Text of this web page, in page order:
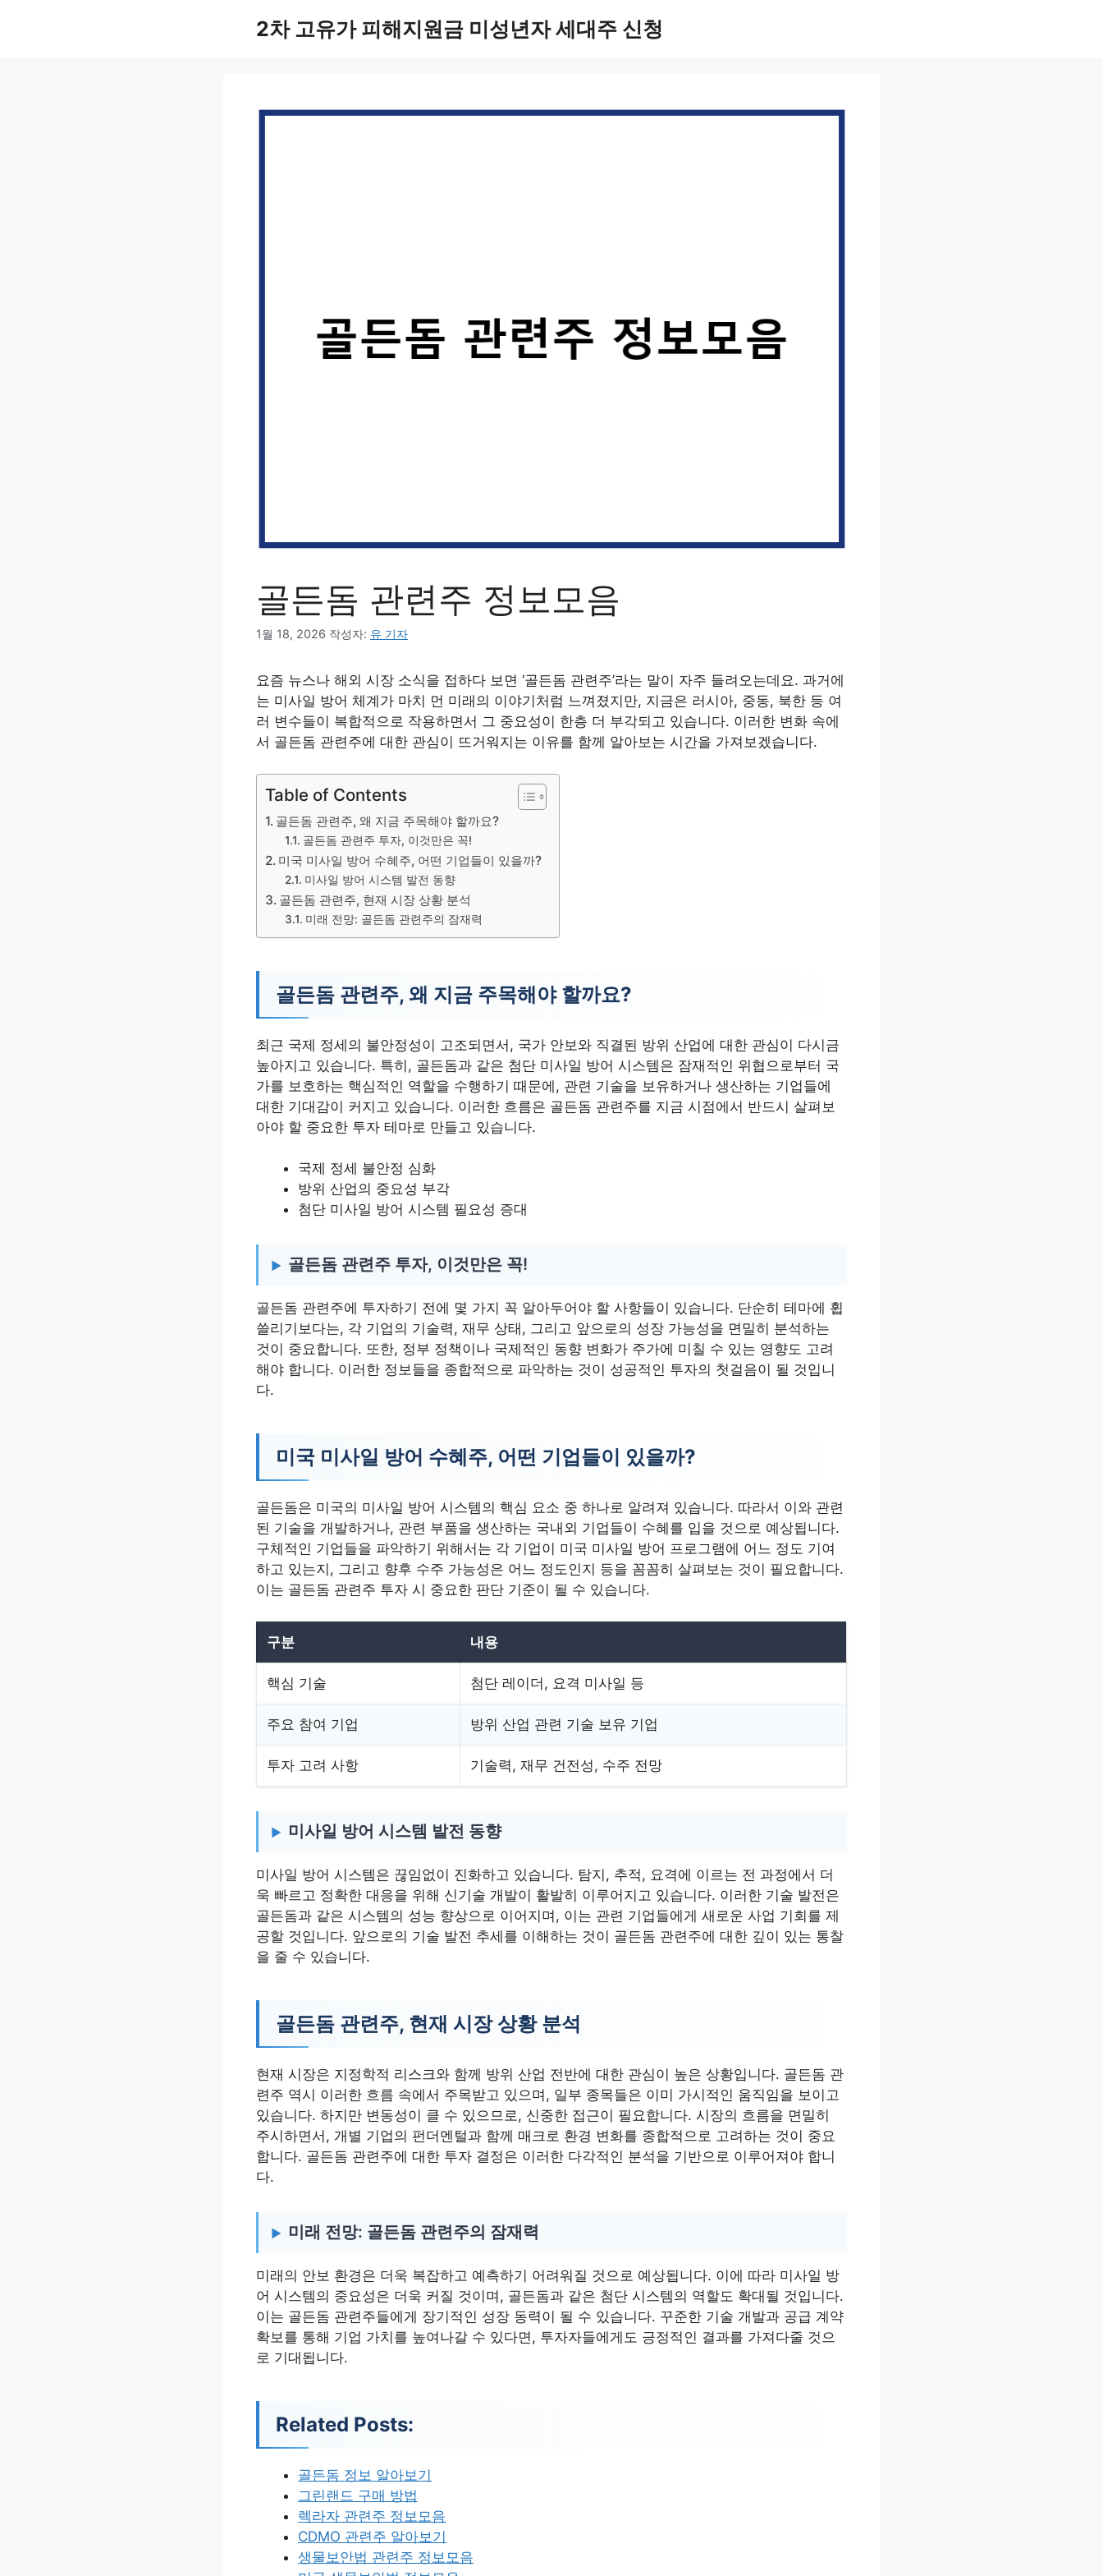
2차 고유가 피해지원금 미성년자 세대주 신청
골든돔 관련주 정보모음
1월 18, 2026 작성자: 유 기자
요즘 뉴스나 해외 시장 소식을 접하다 보면 ‘골든돔 관련주’라는 말이 자주 들려오는데요. 과거에
는 미사일 방어 체계가 마치 먼 미래의 이야기처럼 느껴졌지만, 지금은 러시아, 중동, 북한 등 여
러 변수들이 복합적으로 작용하면서 그 중요성이 한층 더 부각되고 있습니다. 이러한 변화 속에
서 골든돔 관련주에 대한 관심이 뜨거워지는 이유를 함께 알아보는 시간을 가져보겠습니다.
Table of Contents
골든돔 관련주, 왜 지금 주목해야 할까요?
골든돔 관련주 투자, 이것만은 꼭!
미국 미사일 방어 수혜주, 어떤 기업들이 있을까?
미사일 방어 시스템 발전 동향
골든돔 관련주, 현재 시장 상황 분석
미래 전망: 골든돔 관련주의 잠재력
골든돔 관련주, 왜 지금 주목해야 할까요?
최근 국제 정세의 불안정성이 고조되면서, 국가 안보와 직결된 방위 산업에 대한 관심이 다시금
높아지고 있습니다. 특히, 골든돔과 같은 첨단 미사일 방어 시스템은 잠재적인 위협으로부터 국
가를 보호하는 핵심적인 역할을 수행하기 때문에, 관련 기술을 보유하거나 생산하는 기업들에
대한 기대감이 커지고 있습니다. 이러한 흐름은 골든돔 관련주를 지금 시점에서 반드시 살펴보
아야 할 중요한 투자 테마로 만들고 있습니다.
국제 정세 불안정 심화
방위 산업의 중요성 부각
첨단 미사일 방어 시스템 필요성 증대
골든돔 관련주 투자, 이것만은 꼭!
골든돔 관련주에 투자하기 전에 몇 가지 꼭 알아두어야 할 사항들이 있습니다. 단순히 테마에 휩
쓸리기보다는, 각 기업의 기술력, 재무 상태, 그리고 앞으로의 성장 가능성을 면밀히 분석하는
것이 중요합니다. 또한, 정부 정책이나 국제적인 동향 변화가 주가에 미칠 수 있는 영향도 고려
해야 합니다. 이러한 정보들을 종합적으로 파악하는 것이 성공적인 투자의 첫걸음이 될 것입니
다.
미국 미사일 방어 수혜주, 어떤 기업들이 있을까?
골든돔은 미국의 미사일 방어 시스템의 핵심 요소 중 하나로 알려져 있습니다. 따라서 이와 관련
된 기술을 개발하거나, 관련 부품을 생산하는 국내외 기업들이 수혜를 입을 것으로 예상됩니다.
구체적인 기업들을 파악하기 위해서는 각 기업이 미국 미사일 방어 프로그램에 어느 정도 기여
하고 있는지, 그리고 향후 수주 가능성은 어느 정도인지 등을 꼼꼼히 살펴보는 것이 필요합니다.
이는 골든돔 관련주 투자 시 중요한 판단 기준이 될 수 있습니다.
구분 내용
핵심 기술 첨단 레이더, 요격 미사일 등
주요 참여 기업 방위 산업 관련 기술 보유 기업
투자 고려 사항 기술력, 재무 건전성, 수주 전망
미사일 방어 시스템 발전 동향
미사일 방어 시스템은 끊임없이 진화하고 있습니다. 탐지, 추적, 요격에 이르는 전 과정에서 더
욱 빠르고 정확한 대응을 위해 신기술 개발이 활발히 이루어지고 있습니다. 이러한 기술 발전은
골든돔과 같은 시스템의 성능 향상으로 이어지며, 이는 관련 기업들에게 새로운 사업 기회를 제
공할 것입니다. 앞으로의 기술 발전 추세를 이해하는 것이 골든돔 관련주에 대한 깊이 있는 통찰
을 줄 수 있습니다.
골든돔 관련주, 현재 시장 상황 분석
현재 시장은 지정학적 리스크와 함께 방위 산업 전반에 대한 관심이 높은 상황입니다. 골든돔 관
련주 역시 이러한 흐름 속에서 주목받고 있으며, 일부 종목들은 이미 가시적인 움직임을 보이고
있습니다. 하지만 변동성이 클 수 있으므로, 신중한 접근이 필요합니다. 시장의 흐름을 면밀히
주시하면서, 개별 기업의 펀더멘털과 함께 매크로 환경 변화를 종합적으로 고려하는 것이 중요
합니다. 골든돔 관련주에 대한 투자 결정은 이러한 다각적인 분석을 기반으로 이루어져야 합니
다.
미래 전망: 골든돔 관련주의 잠재력
미래의 안보 환경은 더욱 복잡하고 예측하기 어려워질 것으로 예상됩니다. 이에 따라 미사일 방
어 시스템의 중요성은 더욱 커질 것이며, 골든돔과 같은 첨단 시스템의 역할도 확대될 것입니다.
이는 골든돔 관련주들에게 장기적인 성장 동력이 될 수 있습니다. 꾸준한 기술 개발과 공급 계약
확보를 통해 기업 가치를 높여나갈 수 있다면, 투자자들에게도 긍정적인 결과를 가져다줄 것으
로 기대됩니다.
Related Posts:
골든돔 정보 알아보기
그린랜드 구매 방법
렉라자 관련주 정보모음
CDMO 관련주 알아보기
생물보안법 관련주 정보모음